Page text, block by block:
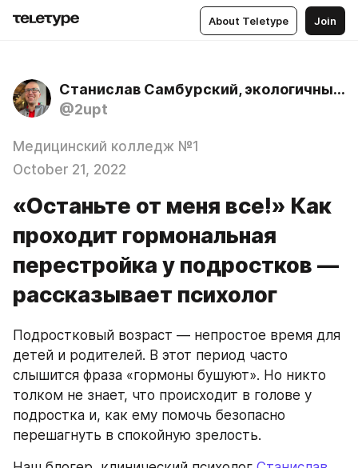
About Teletype Join
Станислав Самбурский, экологичный психолог
@2upt
Медицинский колледж №1
October 21, 2022
«Останьте от меня все!» Как
проходит гормональная
перестройка у подростков —
рассказывает психолог
Подростковый возраст — непростое время для
детей и родителей. В этот период часто
слышится фраза «гормоны бушуют». Но никто
толком не знает, что происходит в голове у
подростка и, как ему помочь безопасно
перешагнуть в спокойную зрелость.